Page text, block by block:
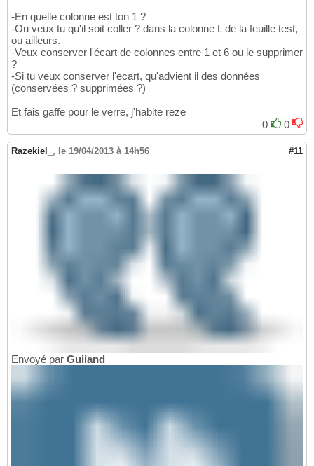
-En quelle colonne est ton 1 ?
-Ou veux tu qu'il soit coller ? dans la colonne L de la feuille test,
ou ailleurs.
-Veux conserver l'écart de colonnes entre 1 et 6 ou le supprimer
?
-Si tu veux conserver l'ecart, qu'advient il des données
(conservées ? supprimées ?)
Et fais gaffe pour le verre, j'habite reze
0
0
Razekiel_ , le 19/04/2013 à 14h56 #11
Envoyé par Guiiand